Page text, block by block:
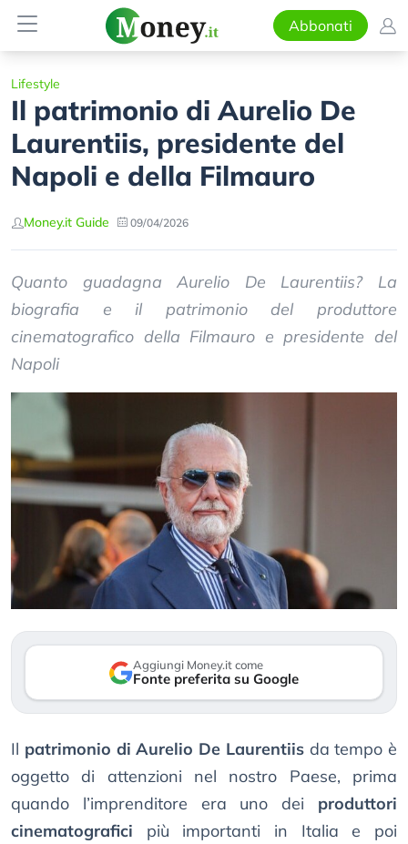
Abbonati
Lifestyle
Il patrimonio di Aurelio De
Laurentiis, presidente del
Napoli e della Filmauro
Money.it Guide 09/04/2026
Quanto guadagna Aurelio De Laurentiis? La
biografia e il patrimonio del produttore
cinematografico della Filmauro e presidente del
Napoli
Aggiungi Money.it come
Fonte preferita su Google
Il patrimonio di Aurelio De Laurentiisda tempo è
oggetto di attenzioni nel nostro Paese, prima
quando l’imprenditore era uno dei produttori
cinematografici più importanti in Italia e poi